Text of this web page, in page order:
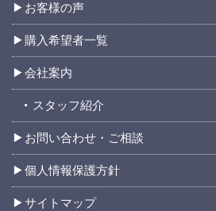
お客様の声
購入希望者一覧
会社案内
スタッフ紹介
お問い合わせ・ご相談
個人情報保護方針
サイトマップ